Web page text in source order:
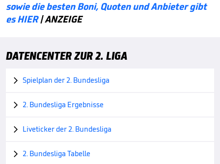
sowie die besten Boni, Quoten und Anbieter gibt
es HIER| ANZEIGE
DATENCENTER ZUR 2. LIGA
 Spielplan der 2. Bundesliga
 2. Bundesliga Ergebnisse
 Liveticker der 2. Bundesliga
 2. Bundesliga Tabelle